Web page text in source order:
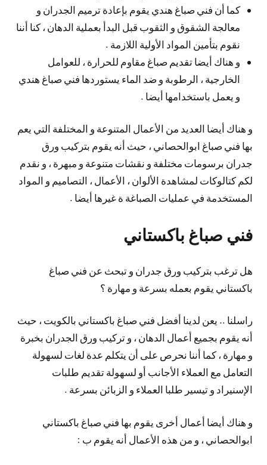
كما أن فني صباغ هندي يقوم بإعادة ترميم الجدران و
معالجة الشقوق و الثقوب قبل البدأ بعملية الدهان ، كنا أننا
نقوم بتأمين المواد الأولية اللازمة .
و هناك أيضا تقديم صباغ مقاوم للحرارة ، للعوامل
الخارجية ، الرطوبة و ضد الماء يستوردها فني صباغ هندي
و يعمل باستخدامها أيضا .
و هناك أيضا العديد من الأعمال المتنوعة و المختلفة التي يعم
بها فني صباغ ابوالحصاني ، حيث أنه يقوم بتركيب ورق
جدران برسومات مختلفة و نقشات متنوعة و مبهرة ، و نقدم
لكم كتالوكات لمشاهدة الألوان ، الأعمال ، التصاميم و المواد
المستخدمة في عمليات الصباغة ة غيرها أيضا .
فني صباغ باكستاني
هل ترغب بتركيب ورق جدران و تبحث عن فني صباغ
باكستاني يقوم بعمله بسرعة و مهارة ؟
راسلنا .. يعن لدينا أفضل فني صباغ باكستاني بالكويت ، حيث
أنه يقوم بجميع أعمال الدهان ، و تركيب ورق الجدران بخبرة
و مهارة ، كما أننا نحرص على أن يتكلم عدة لغات لسهولة
التعامل مع العملاء الأجانب أو لسهولة تقديم طلبات
الإسنيراد و تيسير طلبا العملاء و الزبائن بسرعة .
و هناك أيضا أعمال أخرى يقوم بها فني صباغ باكستاني
ابوالحصاني ، و من هذه الأعمال أنه يقوم ب :